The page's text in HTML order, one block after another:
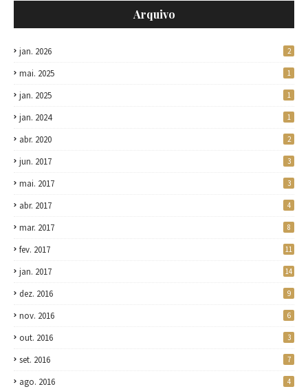
Arquivo
jan. 2026 2
mai. 2025 1
jan. 2025 1
jan. 2024 1
abr. 2020 2
jun. 2017 3
mai. 2017 3
abr. 2017 4
mar. 2017 8
fev. 2017 11
jan. 2017 14
dez. 2016 9
nov. 2016 6
out. 2016 3
set. 2016 7
ago. 2016 4